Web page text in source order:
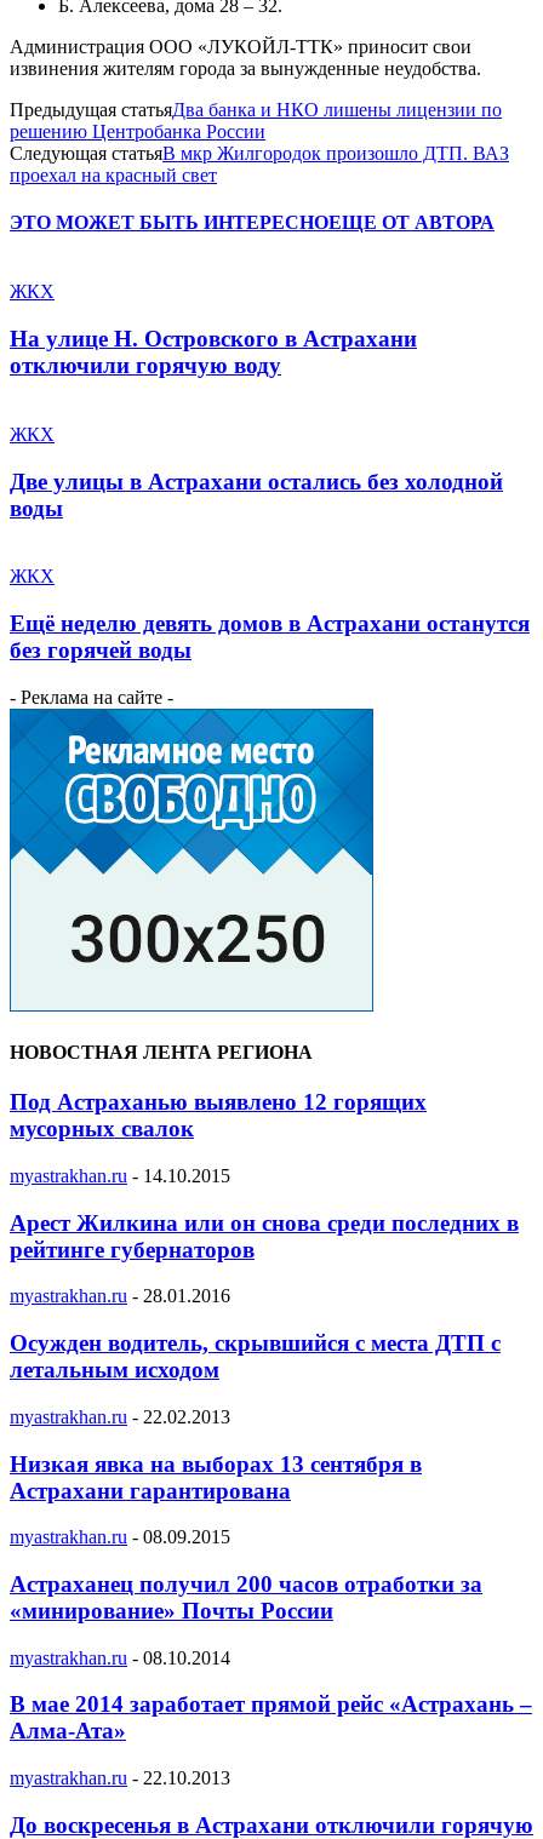
Б. Алексеева, дома 28 – 32.
Администрация ООО «ЛУКОЙЛ-ТТК» приносит свои
извинения жителям города за вынужденные неудобства.
Предыдущая статьяДва банка и НКО лишены лицензии по
решению Центробанка России
Следующая статьяВ мкр Жилгородок произошло ДТП. ВАЗ
проехал на красный свет
ЭТО МОЖЕТ БЫТЬ ИНТЕРЕСНОЕЩЕ ОТ АВТОРА
ЖКХ
На улице Н. Островского в Астрахани
отключили горячую воду
ЖКХ
Две улицы в Астрахани остались без холодной
воды
ЖКХ
Ещё неделю девять домов в Астрахани останутся
без горячей воды
- Реклама на сайте -
НОВОСТНАЯ ЛЕНТА РЕГИОНА
Под Астраханью выявлено 12 горящих
мусорных свалок
myastrakhan.ru - 14.10.2015
Арест Жилкина или он снова среди последних в
рейтинге губернаторов
myastrakhan.ru - 28.01.2016
Осужден водитель, скрывшийся с места ДТП с
летальным исходом
myastrakhan.ru - 22.02.2013
Низкая явка на выборах 13 сентября в
Астрахани гарантирована
myastrakhan.ru - 08.09.2015
Астраханец получил 200 часов отработки за
«минирование» Почты России
myastrakhan.ru - 08.10.2014
В мае 2014 заработает прямой рейс «Астрахань –
Алма-Ата»
myastrakhan.ru - 22.10.2013
До воскресенья в Астрахани отключили горячую